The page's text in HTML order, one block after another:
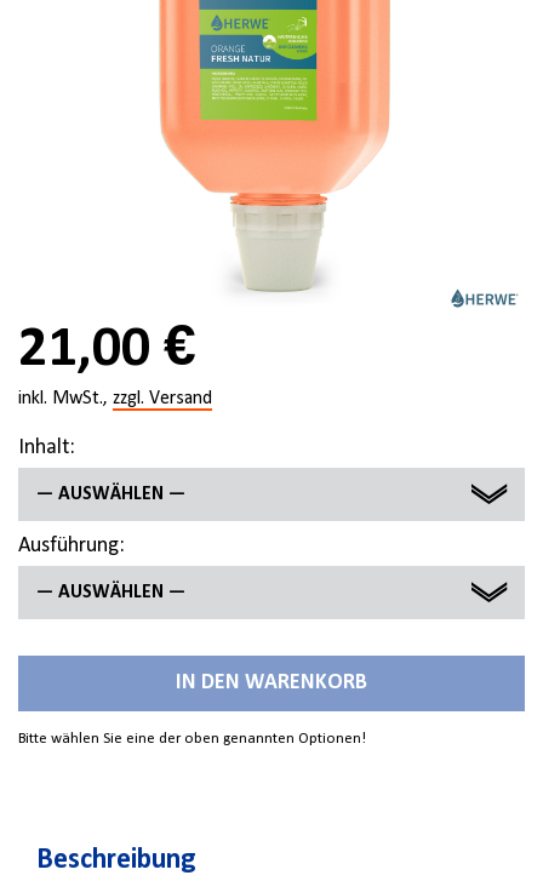
21,00 €
inkl. MwSt., zzgl. Versand
Inhalt:
— AUSWÄHLEN —
2.000 ML
10 L
250 ML
Ausführung:
— AUSWÄHLEN —
IN DEN WARENKORB
Bitte wählen Sie eine der oben genannten Optionen!
Beschreibung